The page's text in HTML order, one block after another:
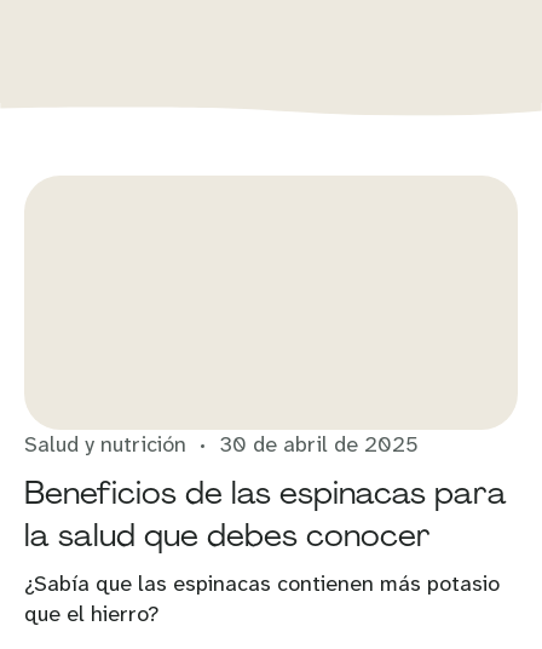
Salud y nutrición 30 de abril de 2025
Beneficios de las espinacas para
la salud que debes conocer
¿Sabía que las espinacas contienen más potasio
que el hierro?